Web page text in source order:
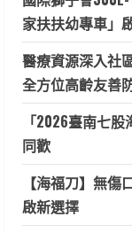
家扶扶幼專車」
醫療資源深入社
全方位高齡友善
「2026臺南七
同歡
【海福刀】無
啟新選擇